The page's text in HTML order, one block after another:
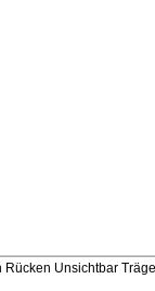
Rücken Unsichtbar